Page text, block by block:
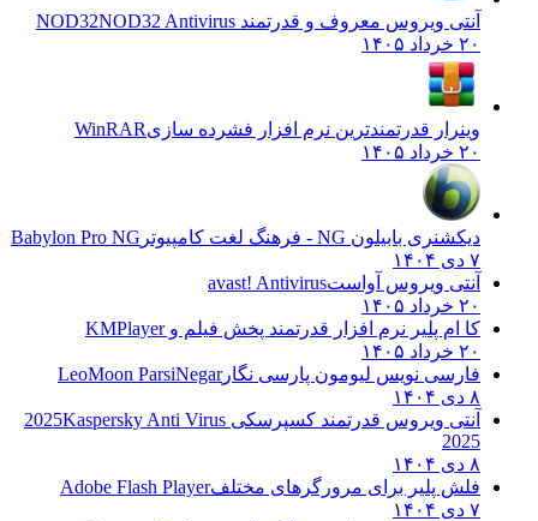
آنتی ویروس معروف و قدرتمند NOD32 NOD32 Antivirus
۲۰ خرداد ۱۴۰۵
وینرار قدرتمندترین نرم افزار فشرده سازیWinRAR
۲۰ خرداد ۱۴۰۵
دیکشنری بابیلون NG - فرهنگ لغت کامپیوتر
Babylon Pro NG
۷ دی ۱۴۰۴
آنتی ویروس آواستavast! Antivirus
۲۰ خرداد ۱۴۰۵
کا ام پلیر نرم افزار قدرتمند پخش فیلم وKMPlayer
۲۰ خرداد ۱۴۰۵
فارسی نویس لیومون پارسی نگارLeoMoon ParsiNegar
۸ دی ۱۴۰۴
آنتی ویروس قدرتمند کسپرسکی 2025 Kaspersky Anti Virus
2025
۸ دی ۱۴۰۴
فلش پلیر برای مرورگرهای مختلفAdobe Flash Player
۷ دی ۱۴۰۴